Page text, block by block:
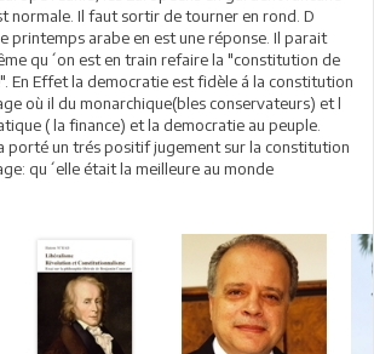
normale. Il faut sortir de tourner en rond. D
printemps arabe en est une réponse. Il parait
qu´on est en train refaire la "constitution de
En Effet la democratie est fidèle á la constitution
où il du monarchique(bles conservateurs) et l
( la finance) et la democratie au peuple.
porté un trés positif jugement sur la constitution
qu´elle était la meilleure au monde